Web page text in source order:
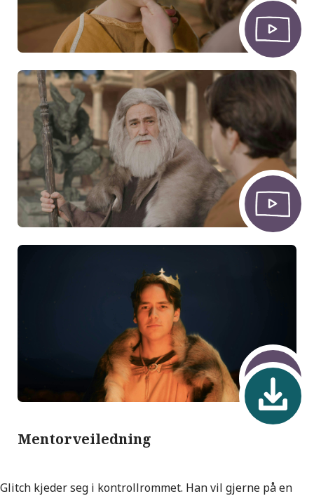
Mentorveiledning
Glitch kjeder seg i kontrollrommet. Han vil gjerne på en